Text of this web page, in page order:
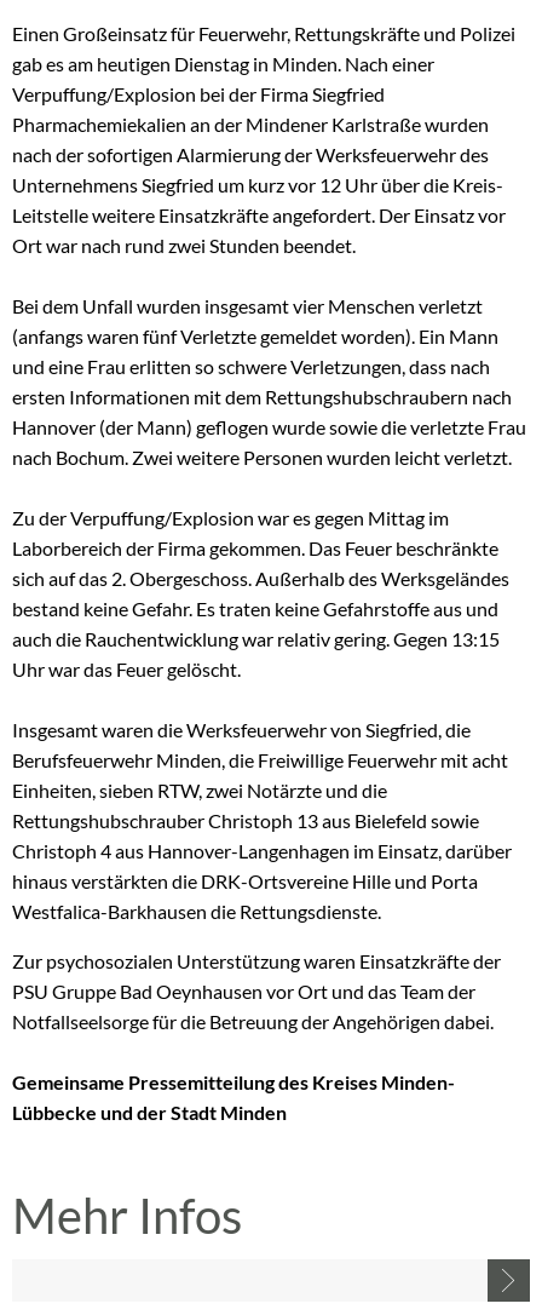
Einen Großeinsatz für Feuerwehr, Rettungskräfte und Polizei
gab es am heutigen Dienstag in Minden. Nach einer
Verpuffung/Explosion bei der Firma Siegfried
Pharmachemiekalien an der Mindener Karlstraße wurden
nach der sofortigen Alarmierung der Werksfeuerwehr des
Unternehmens Siegfried um kurz vor 12 Uhr über die Kreis-
Leitstelle weitere Einsatzkräfte angefordert. Der Einsatz vor
Ort war nach rund zwei Stunden beendet.
Bei dem Unfall wurden insgesamt vier Menschen verletzt
(anfangs waren fünf Verletzte gemeldet worden). Ein Mann
und eine Frau erlitten so schwere Verletzungen, dass nach
ersten Informationen mit dem Rettungshubschraubern nach
Hannover (der Mann) geflogen wurde sowie die verletzte Frau
nach Bochum. Zwei weitere Personen wurden leicht verletzt.
Zu der Verpuffung/Explosion war es gegen Mittag im
Laborbereich der Firma gekommen. Das Feuer beschränkte
sich auf das 2. Obergeschoss. Außerhalb des Werksgeländes
bestand keine Gefahr. Es traten keine Gefahrstoffe aus und
auch die Rauchentwicklung war relativ gering. Gegen 13:15
Uhr war das Feuer gelöscht.
Insgesamt waren die Werksfeuerwehr von Siegfried, die
Berufsfeuerwehr Minden, die Freiwillige Feuerwehr mit acht
Einheiten, sieben RTW, zwei Notärzte und die
Rettungshubschrauber Christoph 13 aus Bielefeld sowie
Christoph 4 aus Hannover-Langenhagen im Einsatz, darüber
hinaus verstärkten die DRK-Ortsvereine Hille und Porta
Westfalica-Barkhausen die Rettungsdienste.
Zur psychosozialen Unterstützung waren Einsatzkräfte der
PSU Gruppe Bad Oeynhausen vor Ort und das Team der
Notfallseelsorge für die Betreuung der Angehörigen dabei.
Gemeinsame Pressemitteilung des Kreises Minden-
Lübbecke und der Stadt Minden
Mehr Infos